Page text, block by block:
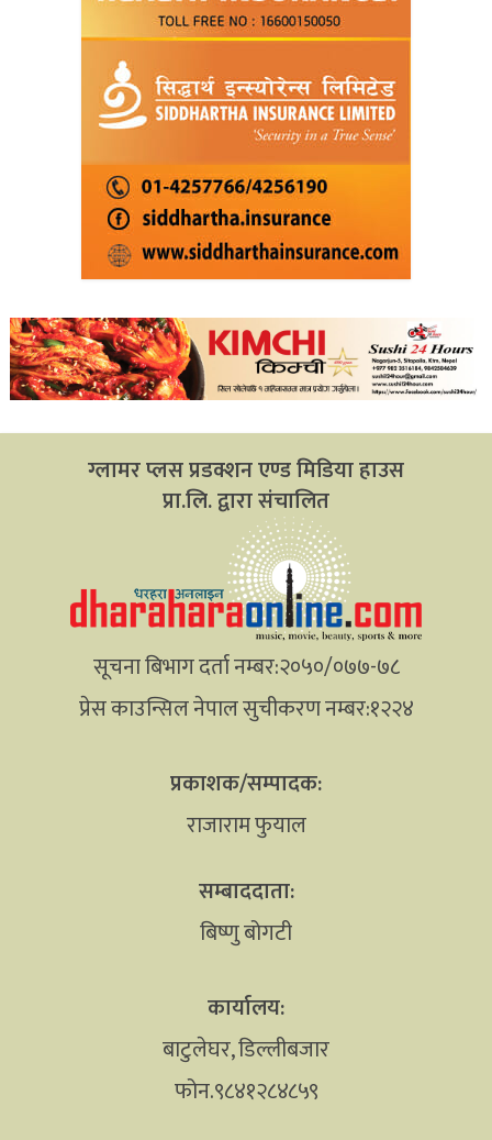
ग्लामर प्लस प्रडक्शन एण्ड मिडिया हाउस
प्रा.लि. द्वारा संचालित
सूचना बिभाग दर्ता नम्बर:२०५०/०७७-७८
प्रेस काउन्सिल नेपाल सुचीकरण नम्बर:१२२४
प्रकाशक/सम्पादक:
राजाराम फुयाल
सम्बाददाता:
बिष्णु बोगटी
कार्यालय:
बाटुलेघर, डिल्लीबजार
फोन.९८४१२८४८५९